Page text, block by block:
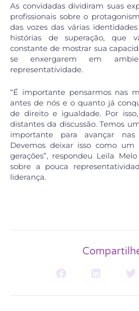
As convidadas dividiram suas
profissionais sobre o
das vozes das várias
histórias de superação, que
constante de mostrar sua
se enxergarem em
representatividade.
“É importante pensarmos nas
antes de nós e o quanto já
de direito e igualdade. Por
distantes da discussão. Temos
importante para avançar nas
Devemos deixar isso como um
gerações”, respondeu Leila
sobre a pouca
liderança.